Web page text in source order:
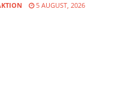
5 AUGUST, 2026